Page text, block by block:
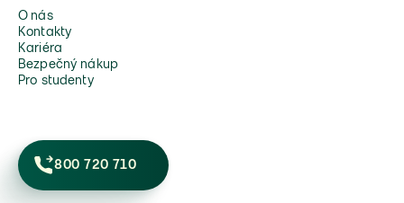
O nás
Kontakty
Kariéra
Bezpečný nákup
Pro studenty
800 720 710